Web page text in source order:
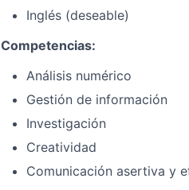
Inglés (deseable)
Competencias:
Análisis numérico
Gestión de información
Investigación
Creatividad
Comunicación asertiva y